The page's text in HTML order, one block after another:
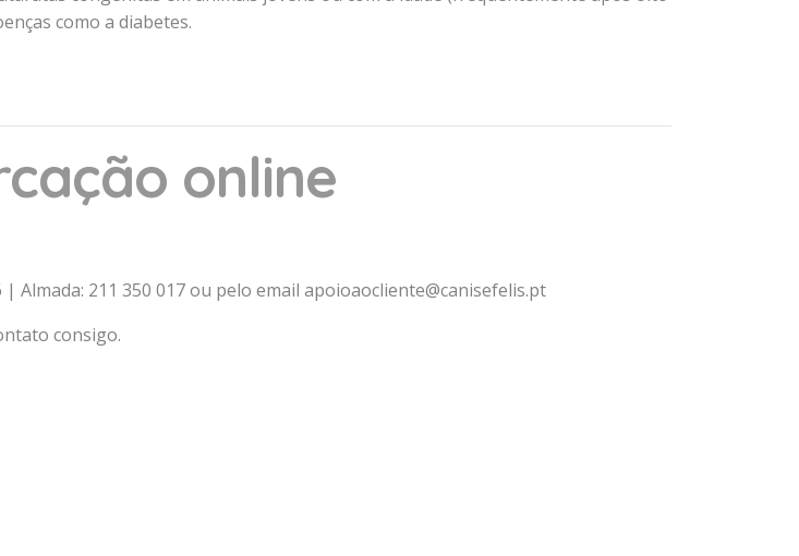
como a diabetes.
online
Almada: 211 350 017 ou pelo email apoioaocliente@canisefelis.pt
consigo.